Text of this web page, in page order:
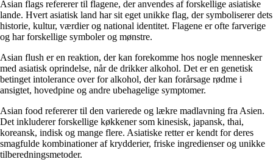
Asian flags refererer til flagene, der anvendes af forskellige asiatiske
lande. Hvert asiatisk land har sit eget unikke flag, der symboliserer dets
historie, kultur, værdier og national identitet. Flagene er ofte farverige
og har forskellige symboler og mønstre.
Asian flush er en reaktion, der kan forekomme hos nogle mennesker
med asiatisk oprindelse, når de drikker alkohol. Det er en genetisk
betinget intolerance over for alkohol, der kan forårsage rødme i
ansigtet, hovedpine og andre ubehagelige symptomer.
Asian food refererer til den varierede og lækre madlavning fra Asien.
Det inkluderer forskellige køkkener som kinesisk, japansk, thai,
koreansk, indisk og mange flere. Asiatiske retter er kendt for deres
smagfulde kombinationer af krydderier, friske ingredienser og unikke
tilberedningsmetoder.